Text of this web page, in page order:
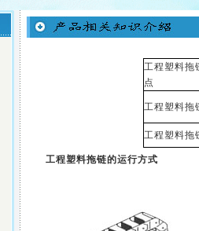
工程塑料拖
点
工程塑料拖
工程塑料拖
工程塑料拖链的运行方式